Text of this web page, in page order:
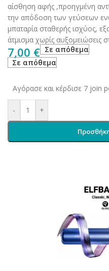
αίσθηση αφής ,προηγμένη
την απόδοση των γεύσεων
μπαταρία σταθερής ισχύος,
άτμισμα χωρίς αυξομειώσεις
7,00 € Σε απόθεμα
Σε απόθεμα
Αγόρασε και κέρδισε 7 join
- +